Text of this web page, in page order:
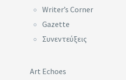
Writer’s Corner
Gazette
Συνεντεύξεις
Art Echoes